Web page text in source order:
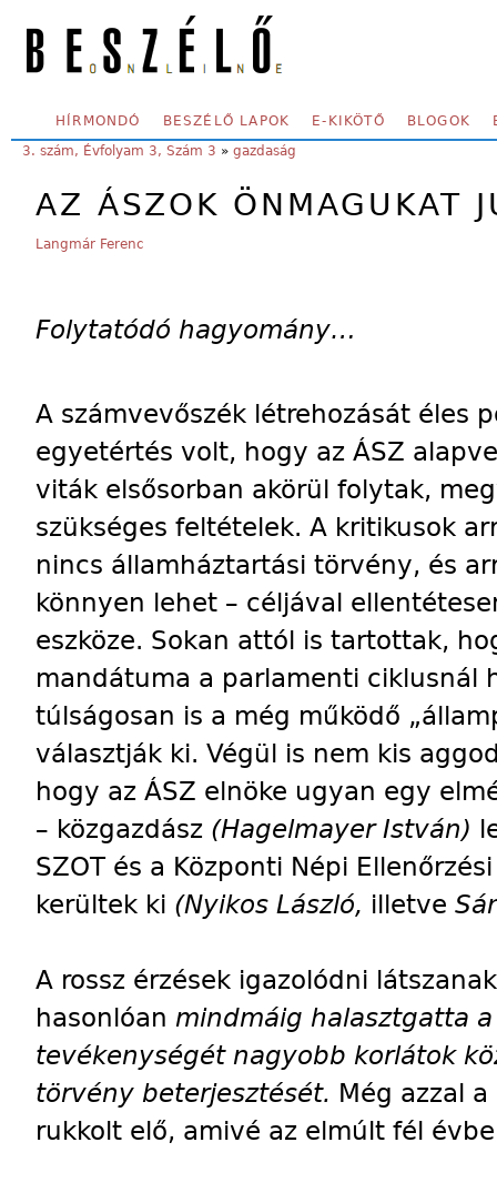
SECONDARY MENU
HÍRMONDÓ BESZÉLŐ LAPOK E-KIKÖTŐ BLOGOK
YOU ARE HERE:
3. szám, Évfolyam 3, Szám 3 » gazdaság
AZ ÁSZOK ÖNMAGUKAT
Langmár Ferenc
Folytatódó hagyomány…
A számvevőszék létrehozását éles
egyetértés volt, hogy az ÁSZ
viták elsősorban akörül folytak,
szükséges feltételek. A kritikusok
nincs államháztartási törvény, és
könnyen lehet – céljával
eszköze. Sokan attól is tartottak,
mandátuma a parlamenti ciklusnál
túlságosan is a még működő
választják ki. Végül is nem kis
hogy az ÁSZ elnöke ugyan egy
– közgazdász (Hagelmayer István)
SZOT és a Központi Népi
kerültek ki (Nyikos László, illetve
A rossz érzések igazolódni
hasonlóan mindmáig halasztgatta
tevékenységét nagyobb korlátok
törvény beterjesztését. Még azzal
rukkolt elő, amivé az elmúlt fél